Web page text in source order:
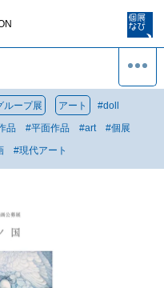
ループ展 アート #doll
品 #平面作品 #art #個展
#現代アート